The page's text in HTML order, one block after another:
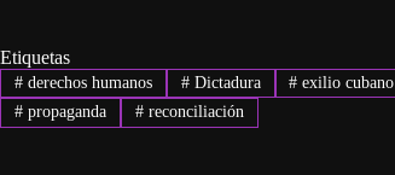
Etiquetas
#derechos humanos #Dictadura # exilio cubano
#propaganda #reconciliación